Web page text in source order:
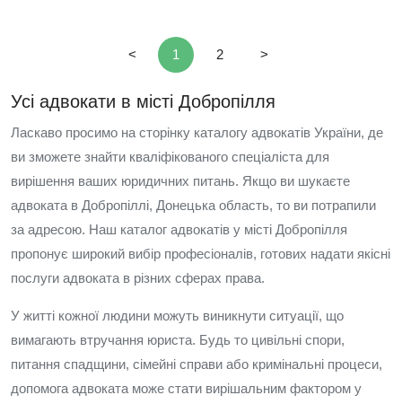
< 1 2 >
Усі адвокати в місті Добропілля
Ласкаво просимо на сторінку каталогу адвокатів України, де
ви зможете знайти кваліфікованого спеціаліста для
вирішення ваших юридичних питань. Якщо ви шукаєте
адвоката в Добропіллі, Донецька область, то ви потрапили
за адресою. Наш каталог адвокатів у місті Добропілля
пропонує широкий вибір професіоналів, готових надати якісні
послуги адвоката в різних сферах права.
У житті кожної людини можуть виникнути ситуації, що
вимагають втручання юриста. Будь то цивільні спори,
питання спадщини, сімейні справи або кримінальні процеси,
допомога адвоката може стати вирішальним фактором у